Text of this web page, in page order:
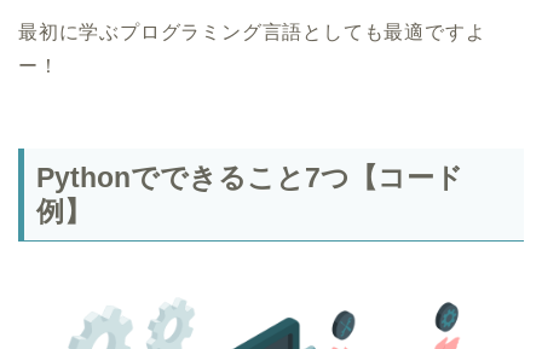
最初に学ぶプログラミング言語としても最適ですよ
ー！
Pythonでできること7つ【コード
例】